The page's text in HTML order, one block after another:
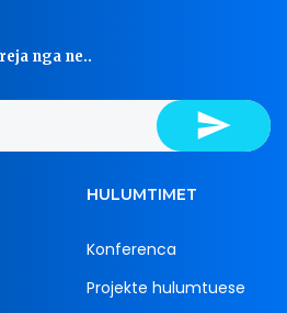
nga ne..
HULUMTIMET
Konferenca
Projekte hulumtuese